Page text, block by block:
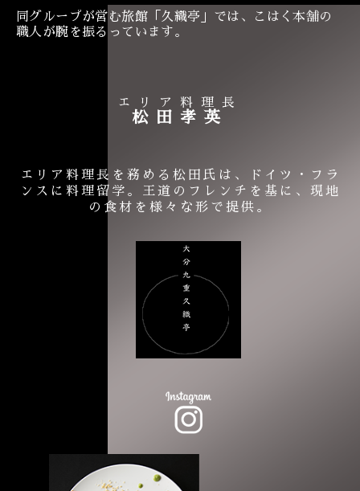
同グループが営む旅館「久織亭」では、こはく本舗の
職人が腕を振るっています。
エリア料理長
松田孝英
エリア料理長を務める松田氏は、ドイツ・フラ
ンスに料理留学。王道のフレンチを基に、現地
の食材を様々な形で提供。